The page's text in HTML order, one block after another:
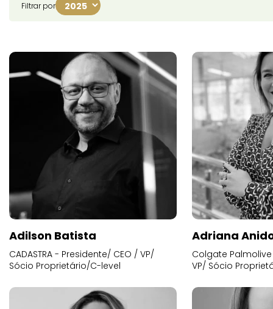
Filtrar por
Adilson Batista
CADASTRA - Presidente/ CEO / VP/
Sócio Proprietário/C-level
Adriana
Colgate
VP/ Sócio